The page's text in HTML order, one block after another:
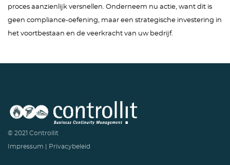
proces aanzienlijk versnellen. Onderneem nu actie, want dit is
geen compliance-oefening, maar een strategische investering in
het voortbestaan en de veerkracht van uw bedrijf.
© 2021 Controllit
Impressum Privacybeleid